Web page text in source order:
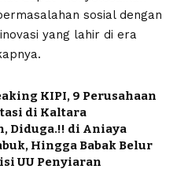
sosial dengan
yang lahir di era
KIPI, 9 Perusahaan
di Kaltara
Diduga.!! di Aniaya
Hingga Babak Belur
UU Penyiaran